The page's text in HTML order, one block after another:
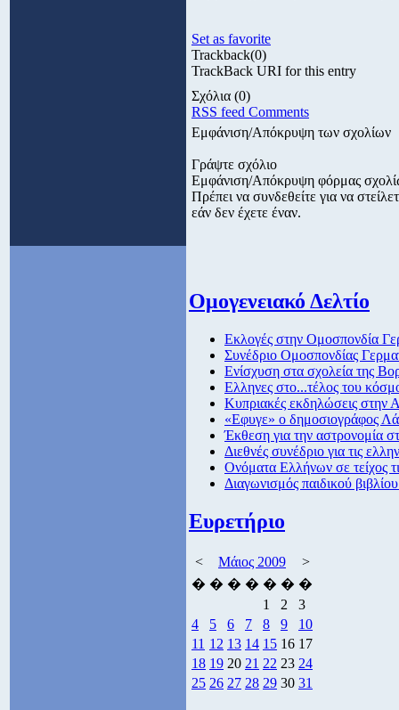
Set as favorite
Trackback(0)
TrackBack URI for this entry
Σχόλια (0)
RSS feed Comments
Εμφάνιση/Απόκρυψη των σχολίων
Γράψτε σχόλιο
Εμφάνιση/Απόκρυψη φόρμας
Πρέπει να συνδεθείτε για να
εάν δεν έχετε έναν.
Ομογενειακό Δελτίο
Εκλογές στην Ομοσπονδία
Συνέδριο Ομοσπονδίας
Ενίσχυση στα σχολεία της
Eλληνες στο...τέλος του
Κυπριακές εκδηλώσεις στην
«Εφυγε» ο δημοσιογράφος
Έκθεση για την αστρονομία
Διεθνές συνέδριο για τις
Ονόματα Ελλήνων σε τείχος
Διαγωνισμός παιδικού
Ευρετήριο
< Μάιος 2009
>
� � � � � � �
1
2
3
4
5 6 7 8 9
10
11 12 13 14 15 16 17
18 19 20 21 22 23 24
25 26 27 28 29 30 31